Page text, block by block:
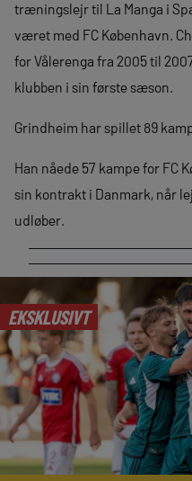
træningslejr til La Manga i
været med FC København.
for Vålerenga fra 2005 til
klubben i sin første sæson.
Grindheim har spillet 89
Han nåede 57 kampe for FC
sin kontrakt i Danmark, når
udløber.
EKSKLUSIVT